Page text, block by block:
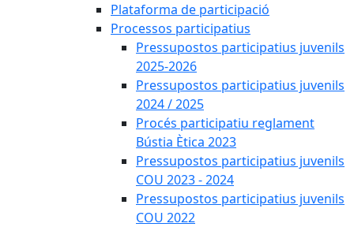
Plataforma de participació
Processos participatius
Pressupostos participatius juvenils
2025-2026
Pressupostos participatius juvenils
2024 / 2025
Procés participatiu reglament
Bústia Ètica 2023
Pressupostos participatius juvenils
COU 2023 - 2024
Pressupostos participatius juvenils
COU 2022